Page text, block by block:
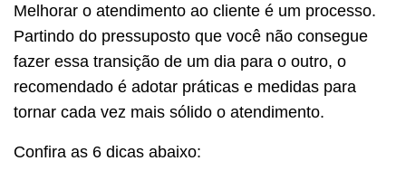
Melhorar o atendimento ao cliente é um processo.
Partindo do pressuposto que você não consegue
fazer essa transição de um dia para o outro, o
recomendado é adotar práticas e medidas para
tornar cada vez mais sólido o atendimento.
Confira as 6 dicas abaixo: